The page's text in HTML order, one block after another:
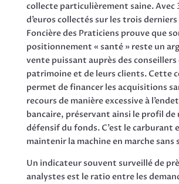
collecte particulièrement saine. Avec
d’euros collectés sur les trois
Foncière des Praticiens prouve que
positionnement « santé » reste un
vente puissant auprès des
patrimoine et de leurs clients. Cette
permet de financer les acquisitions
recours de manière excessive à
bancaire, préservant ainsi le profil de
défensif du fonds. C’est le carburant
maintenir la machine en marche sans
Un indicateur souvent surveillé de
analystes est le ratio entre les